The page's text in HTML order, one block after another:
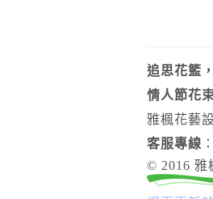
追思花籃
情人節花
雅楓花藝
客服專線
© 2016 雅